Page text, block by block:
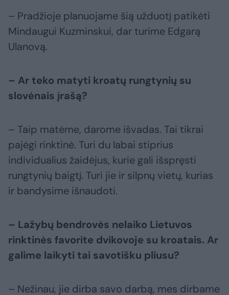
– Pradžioje planuojame šią užduotį patikėti
Mindaugui Kuzminskui, dar turime Edgarą
Ulanovą.
– Ar teko matyti kroatų rungtynių su
slovėnais įrašą?
– Taip matėme, darome išvadas. Tai tikrai
pajėgi rinktinė. Turi du labai stiprius
individualius žaidėjus, kurie gali išspręsti
rungtynių baigtį. Turi jie ir silpnų vietų, kurias
ir bandysime išnaudoti.
– Lažybų bendrovės nelaiko Lietuvos
rinktinės favorite dvikovoje su kroatais. Ar
galime laikyti tai savotišku pliusu?
– Nežinau, jie dirba savo darbą, mes dirbame